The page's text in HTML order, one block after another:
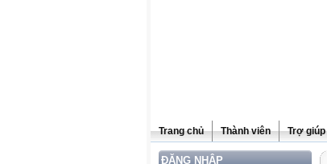
Trang chủ Thành viên Trợ giúp
ĐĂNG NHẬP